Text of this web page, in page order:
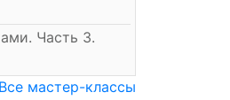
Часть 3.
Все мастер-классы